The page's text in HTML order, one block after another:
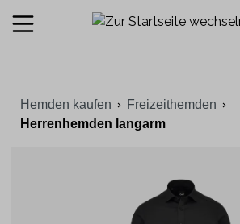
Hemden kaufen
Freizeithemden
Herrenhemden langarm